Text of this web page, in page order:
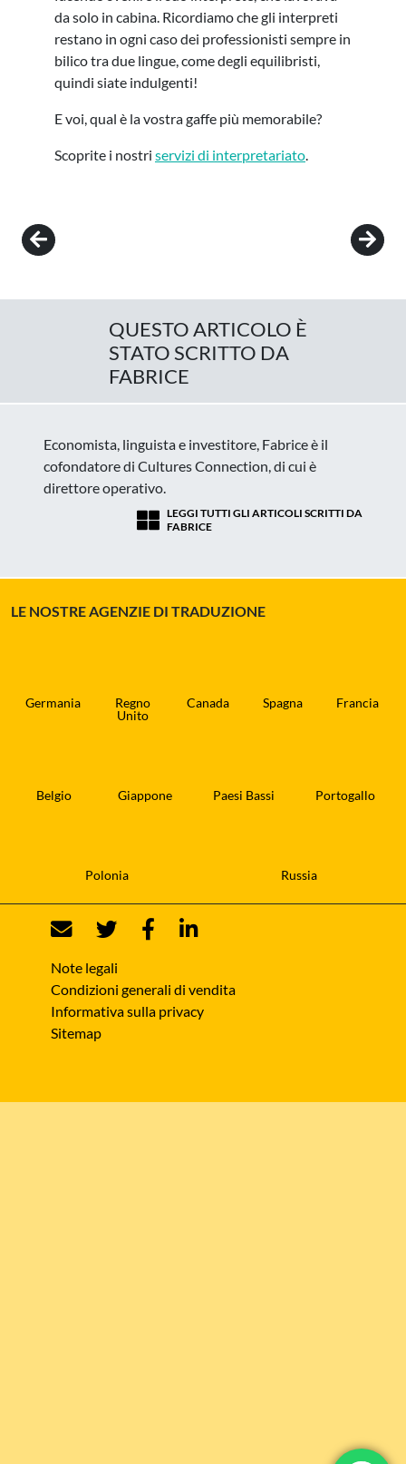
da solo in cabina. Ricordiamo che gli interpreti
restano in ogni caso dei professionisti sempre in
bilico tra due lingue, come degli equilibristi,
quindi siate indulgenti!
E voi, qual è la vostra gaffe più memorabile?
Scoprite i nostri servizi di interpretariato.
Post navigation
QUESTO ARTICOLO È
STATO SCRITTO DA
FABRICE
Economista, linguista e investitore, Fabrice è il
cofondatore di Cultures Connection, di cui è
direttore operativo.
LEGGI TUTTI GLI ARTICOLI SCRITTI DA
FABRICE
LE NOSTRE AGENZIE DI TRADUZIONE
Germania
Regno
Unito
Canada Spagna Francia
Belgio Giappone Paesi Bassi Portogallo
Polonia Russia
Note legali
Condizioni generali di vendita
Informativa sulla privacy
Sitemap